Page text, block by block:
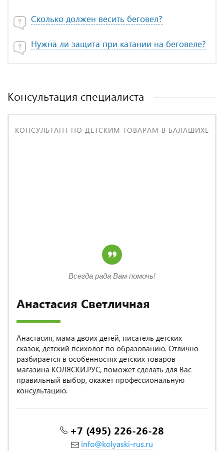
Сколько должен весить беговел?
Нужна ли защита при катании на беговеле?
Консультация специалиста
КОНСУЛЬТАНТ ПО ДЕТСКИМ ТОВАРАМ В БАЛАШИХЕ
Анастасия Светличная
Анастасия, мама двоих детей, писатель детских
сказок, детский психолог по образованию. Отлично
разбирается в особенностях детских товаров
магазина КОЛЯСКИ.РУС, поможет сделать для Вас
правильный выбор, окажет профессиональную
консультацию.
+7 (495) 226-26-28
info@kolyaski-rus.ru
Всегда рада Вам помочь!